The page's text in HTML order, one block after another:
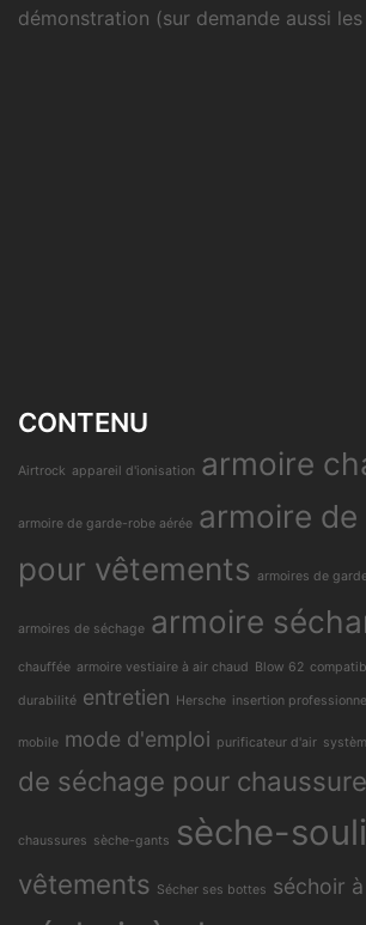
démonstration (sur demande aussi
CONTENU
Airtrock appareil d'ionisation armoire
armoire de garde-robe aérée armoire
pour vêtements armoires de
armoires de séchage armoire
chauffée armoire vestiaire à air chaud Blow 62
durabilité entretien Hersche insertion
mobile mode d'emploi purificateur d'air
de séchage pour
chaussures sèche-gants sèche-
vêtements Sécher ses bottes séchoir